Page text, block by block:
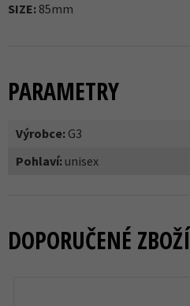
SIZE: 85mm
PARAMETRY
Výrobce: G3
Pohlaví: unisex
DOPORUČENÉ ZBOŽÍ